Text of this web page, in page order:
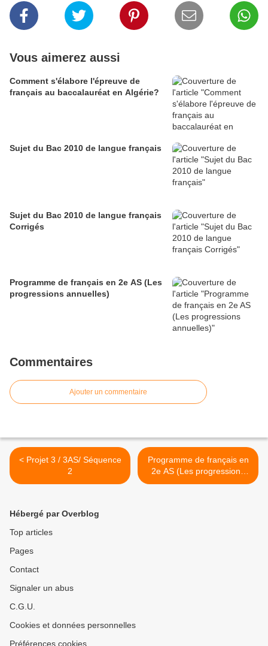
Vous aimerez aussi
Comment s'élabore l'épreuve de
français au baccalauréat en Algérie?
Sujet du Bac 2010 de langue français
Sujet du Bac 2010 de langue français
Corrigés
Programme de français en 2e AS (Les
progressions annuelles)
Commentaires
Ajouter un commentaire
< Projet 3 / 3AS/ Séquence
2
Programme de français en
2e AS (Les progressions
annuelles) >
Hébergé par Overblog
Top articles
Pages
Contact
Signaler un abus
C.G.U.
Cookies et données personnelles
Préférences cookies